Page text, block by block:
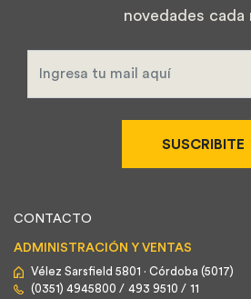
novedades cada
SUSCRIBITE
−
CONTACTO
ADMINISTRACIÓN Y VENTAS
Vélez Sarsfield 5801 · Córdoba (5017)
(0351) 4945800 / 493 9510 / 11